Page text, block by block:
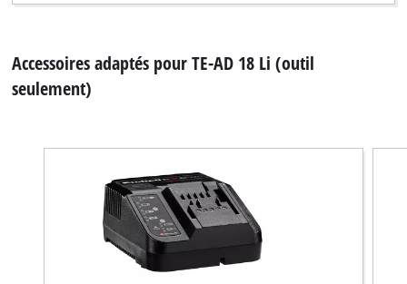
Accessoires adaptés pour TE-AD 18 Li (outil
seulement)